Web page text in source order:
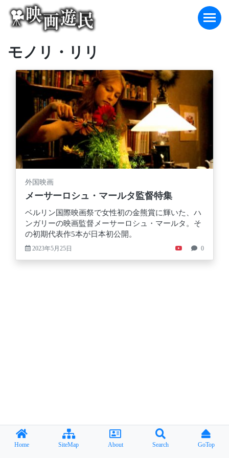
content
モノリ・リリ
外国映画
メーサーロシュ・マールタ監督特集
ベルリン国際映画祭で女性初の金熊賞に輝いた、ハ
ンガリーの映画監督メーサーロシュ・マールタ。そ
の初期代表作5本が日本初公開。
2023年5月25日 0
Home SiteMap About Search GoTop